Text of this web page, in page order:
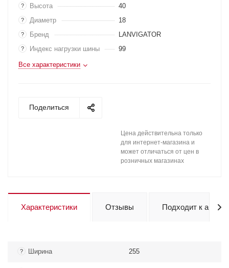
? Высота 40
? Диаметр 18
? Бренд LANVIGATOR
? Индекс нагрузки шины 99
Все характеристики
Поделиться
Цена действительна только
для интернет-магазина и
может отличаться от цен в
розничных магазинах
Характеристики Отзывы Подходит к авто
? Ширина 255